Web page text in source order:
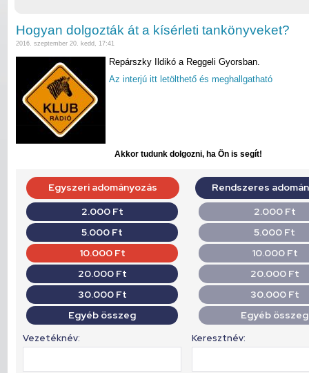
Hogyan dolgozták át a kísérleti tankönyveket?
2016. szeptember 20. kedd, 17:41
Repárszky Ildikó a Reggeli Gyorsban.
Az interjú itt letölthető és meghallgatható
Akkor tudunk dolgozni, ha Ön is segít!